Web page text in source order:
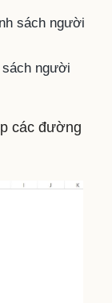
sách người
sách người
các đường